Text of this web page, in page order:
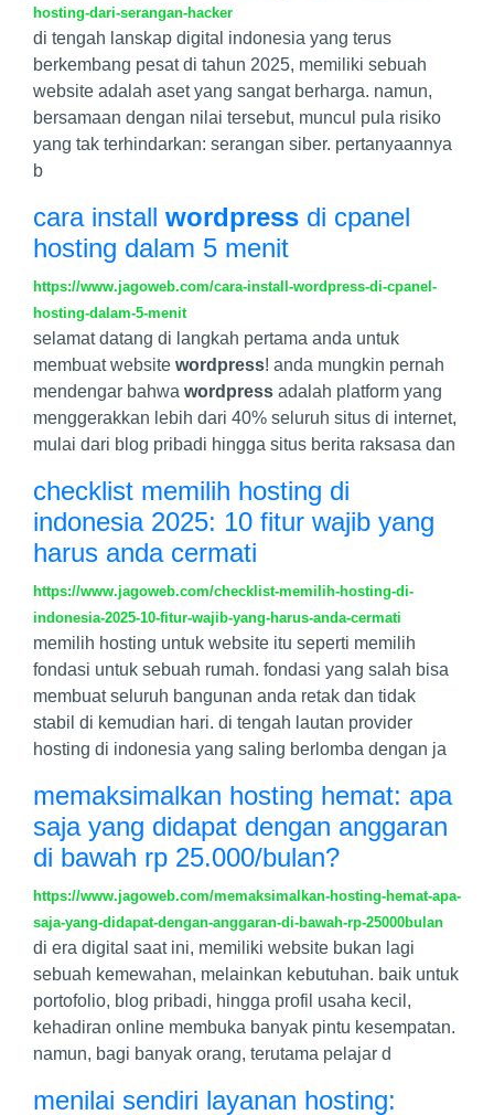
hosting-dari-serangan-hacker
di tengah lanskap digital indonesia yang terus
berkembang pesat di tahun 2025, memiliki sebuah
website adalah aset yang sangat berharga. namun,
bersamaan dengan nilai tersebut, muncul pula risiko
yang tak terhindarkan: serangan siber. pertanyaannya
b
cara install wordpress di cpanel
hosting dalam 5 menit
https://www.jagoweb.com/cara-install-wordpress-di-cpanel-
hosting-dalam-5-menit
selamat datang di langkah pertama anda untuk
membuat website wordpress! anda mungkin pernah
mendengar bahwa wordpress adalah platform yang
menggerakkan lebih dari 40% seluruh situs di internet,
mulai dari blog pribadi hingga situs berita raksasa dan
checklist memilih hosting di
indonesia 2025: 10 fitur wajib yang
harus anda cermati
https://www.jagoweb.com/checklist-memilih-hosting-di-
indonesia-2025-10-fitur-wajib-yang-harus-anda-cermati
memilih hosting untuk website itu seperti memilih
fondasi untuk sebuah rumah. fondasi yang salah bisa
membuat seluruh bangunan anda retak dan tidak
stabil di kemudian hari. di tengah lautan provider
hosting di indonesia yang saling berlomba dengan ja
memaksimalkan hosting hemat: apa
saja yang didapat dengan anggaran
di bawah rp 25.000/bulan?
https://www.jagoweb.com/memaksimalkan-hosting-hemat-apa-
saja-yang-didapat-dengan-anggaran-di-bawah-rp-25000bulan
di era digital saat ini, memiliki website bukan lagi
sebuah kemewahan, melainkan kebutuhan. baik untuk
portofolio, blog pribadi, hingga profil usaha kecil,
kehadiran online membuka banyak pintu kesempatan.
namun, bagi banyak orang, terutama pelajar d
menilai sendiri layanan hosting: